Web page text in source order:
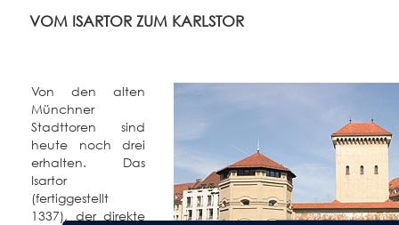
VOM ISARTOR ZUM KARLSTOR
Von den alten
Münchner
Stadttoren sind
heute noch drei
erhalten. Das
Isartor
(fertiggestellt
1337), der direkte